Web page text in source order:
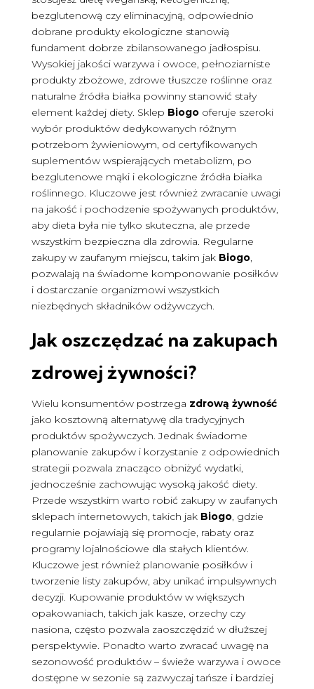
bezglutenową czy eliminacyjną, odpowiednio
dobrane produkty ekologiczne stanowią
fundament dobrze zbilansowanego jadłospisu.
Wysokiej jakości warzywa i owoce, pełnoziarniste
produkty zbożowe, zdrowe tłuszcze roślinne oraz
naturalne źródła białka powinny stanowić stały
element każdej diety. Sklep Biogooferuje szeroki
wybór produktów dedykowanych różnym
potrzebom żywieniowym, od certyfikowanych
suplementów wspierających metabolizm, po
bezglutenowe mąki i ekologiczne źródła białka
roślinnego. Kluczowe jest również zwracanie uwagi
na jakość i pochodzenie spożywanych produktów,
aby dieta była nie tylko skuteczna, ale przede
wszystkim bezpieczna dla zdrowia. Regularne
zakupy w zaufanym miejscu, takim jak Biogo,
pozwalają na świadome komponowanie posiłków
i dostarczanie organizmowi wszystkich
niezbędnych składników odżywczych.
Jak oszczędzać na zakupach
zdrowej żywności?
Wielu konsumentów postrzega zdrową żywność
jako kosztowną alternatywę dla tradycyjnych
produktów spożywczych. Jednak świadome
planowanie zakupów i korzystanie z odpowiednich
strategii pozwala znacząco obniżyć wydatki,
jednocześnie zachowując wysoką jakość diety.
Przede wszystkim warto robić zakupy w zaufanych
sklepach internetowych, takich jak Biogo, gdzie
regularnie pojawiają się promocje, rabaty oraz
programy lojalnościowe dla stałych klientów.
Kluczowe jest również planowanie posiłków i
tworzenie listy zakupów, aby unikać impulsywnych
decyzji. Kupowanie produktów w większych
opakowaniach, takich jak kasze, orzechy czy
nasiona, często pozwala zaoszczędzić w dłuższej
perspektywie. Ponadto warto zwracać uwagę na
sezonowość produktów – świeże warzywa i owoce
dostępne w sezonie są zazwyczaj tańsze i bardziej